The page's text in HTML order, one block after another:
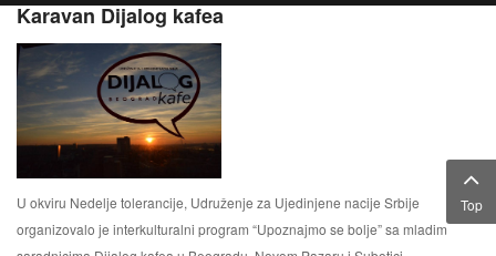
Karavan Dijalog kafea
U okviru Nedelje tolerancije, Udruženje za Ujedinjene nacije Srbije
organizovalo je interkulturalni program “Upoznajmo se bolje” sa mladim
Top